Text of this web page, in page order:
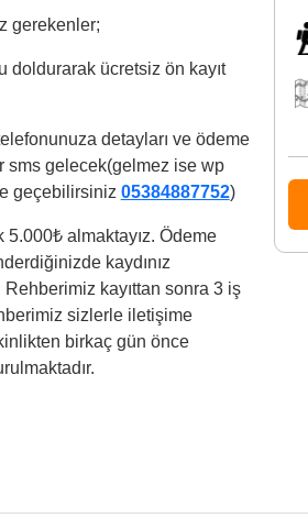
gerekenler;
doldurarak ücretsiz ön kayıt
detayları ve ödeme
sms gelecek(gelmez ise wp
geçebilirsiniz 05384887752)
5.000₺ almaktayız. Ödeme
kaydınız
Rehberimiz kayıttan sonra 3 iş
sizlerle iletişime
birkaç gün önce